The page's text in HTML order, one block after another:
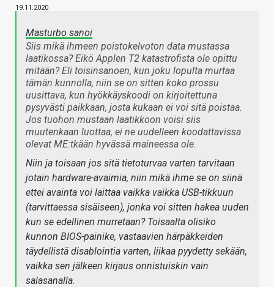
19.11.2020
Masturbo sanoi
Siis mikä ihmeen poistokelvoton data mustassa
laatikossa? Eikö Applen T2 katastrofista ole opittu
mitään? Eli toisinsanoen, kun joku lopulta murtaa
tämän kunnolla, niin se on sitten koko prossu
uusittava, kun hyökkäyskoodi on kirjoitettuna
pysyvästi paikkaan, josta kukaan ei voi sitä poistaa.
Jos tuohon mustaan laatikkoon voisi siis
muutenkaan luottaa, ei ne uudelleen koodattavissa
olevat ME:tkään hyvässä maineessa ole.
Niin ja toisaan jos sitä tietoturvaa varten tarvitaan
jotain hardware-avaimia, niin mikä ihme se on siinä
ettei avainta voi laittaa vaikka vaikka USB-tikkuun
(tarvittaessa sisäiseen), jonka voi sitten hakea uuden
kun se edellinen murretaan? Toisaalta olisiko
kunnon BIOS-painike, vastaavien härpäkkeiden
täydellistä disablointia varten, liikaa pyydetty sekään,
vaikka sen jälkeen kirjaus onnistuiskin vain
salasanalla.